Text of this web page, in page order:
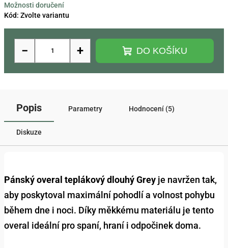
Možnosti doručení
Kód: Zvolte variantu
+
− DO KOŠÍKU
Popis Parametry Hodnocení (5)
Diskuze
Pánský overal teplákový dlouhý Grey je navržen tak,
aby poskytoval maximální pohodlí a volnost pohybu
během dne i noci. Díky měkkému materiálu je tento
overal ideální pro spaní, hraní i odpočinek doma.